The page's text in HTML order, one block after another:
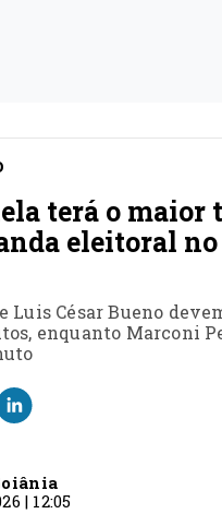
terá o maior
eleitoral
Luis César Bueno
enquanto Marconi
| 12:05